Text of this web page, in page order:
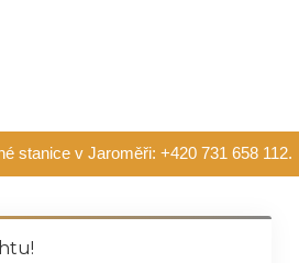
stanice v Jaroměři: +420 731 658 112.